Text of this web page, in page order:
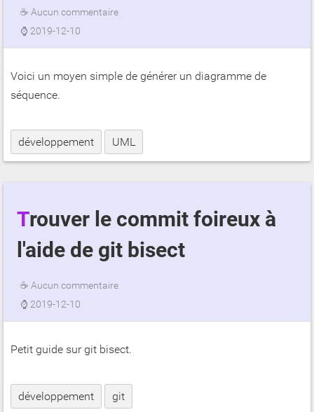
☕ Aucun commentaire
⌚ 2019-12-10
Voici un moyen simple de générer un diagramme de
séquence.
développement UML
Trouver le commit foireux à
l'aide de git bisect
☕ Aucun commentaire
⌚ 2019-12-10
Petit guide sur git bisect.
développement git